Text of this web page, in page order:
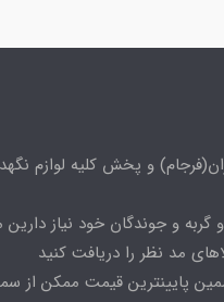
و پخش کلیه لوازم
و جوندگان خود نیاز دارین
مد نظر را دریافت کنید
پایینترین قیمت ممکن از